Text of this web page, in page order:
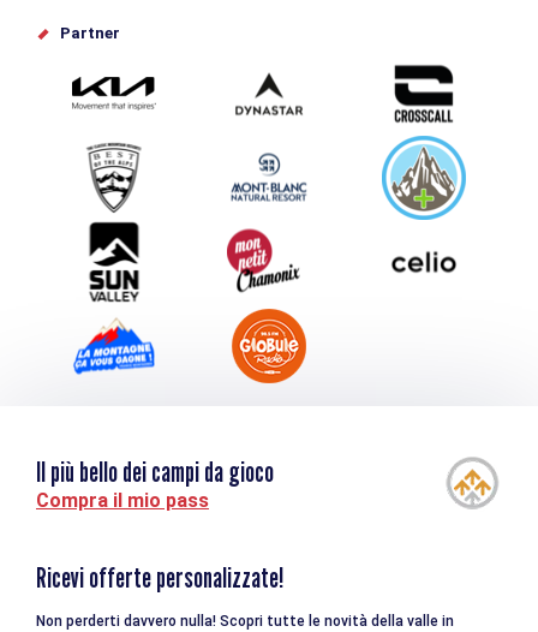
Offices de tourisme
Inviate il vostro evento
Service groupes et séminaires
Scaricare
Turismo e disabilità
Partner
Il più bello dei campi da gioco
Compra il mio pass
Ricevi offerte personalizzate!
Non perderti davvero nulla! Scopri tutte le novità della valle in